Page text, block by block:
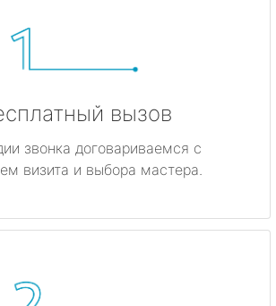
вызов
звонка договариваемся с
визита и выбора мастера.